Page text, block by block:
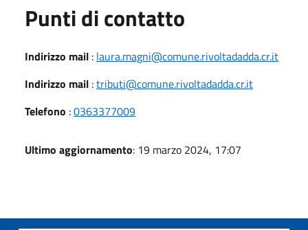
Punti di contatto
Indirizzo mail : laura.magni@comune.rivoltadadda.cr.it
Indirizzo mail :tributi@comune.rivoltadadda.cr.it
Telefono :0363377009
Ultimo aggiornamento: 19 marzo 2024, 17:07